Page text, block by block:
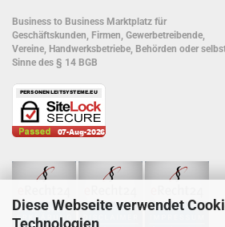
Diese Webseite verwendet
Technologien
Business to Business Marktplatz für
Geschäftskunden, Firmen, Gewerbetreibende,
Vereine, Handwerksbetriebe, Behörden oder
Sinne des § 14 BGB